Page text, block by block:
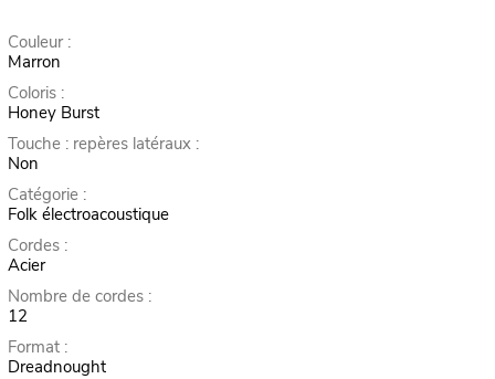
Couleur :
Marron
Coloris :
Honey Burst
Touche : repères latéraux :
Non
Catégorie :
Folk électroacoustique
Cordes :
Acier
Nombre de cordes :
12
Format :
Dreadnought